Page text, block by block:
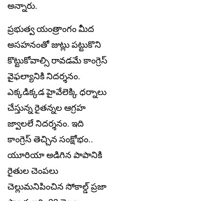
అన్నారు.
ప్రభుత్వ యంత్రాంగం మీద
అసహనంతో జుట్లు పట్టుకొని
కొట్టుకోవాల్సి రావడమే కాంగ్రెస్
వైఫల్యానికి నిదర్శనం.
ఎక్కడిక్కడ హైవేలెక్కి ధర్నాలు
చేస్తున్న రైతన్నల ఆగ్రహ
జ్వాలలే నిదర్శనం. ఇది
కాంగ్రెస్ తెచ్చిన సంక్షోభం..
యూరియా అడిగిన పాపానికి
రైతుల చెంపలు
చెల్లుమనిపించిన సోకాల్డ్ ప్రజా